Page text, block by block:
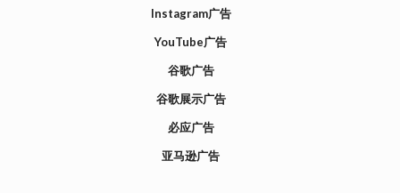
Instagram广告
YouTube广告
谷歌广告
谷歌展示广告
必应广告
亚马逊广告